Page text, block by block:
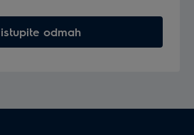
odmah